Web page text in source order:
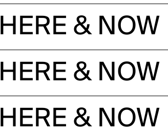
HERE & NOW
HERE & NOW
HERE & NOW